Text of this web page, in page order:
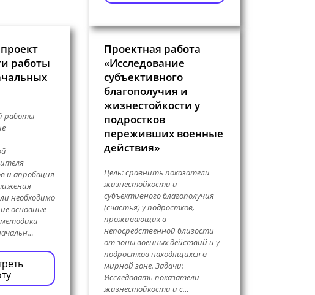
работы
работы
и апробация
необходимо
основные
Проектная работа
«Исследование
субъективного
благополучия и
жизнестойкости у
подростков
переживших военные
действия»
Цель: сравнить показатели
жизнестойкости и
субъективного благополучия
(счастья) у подростков,
проживающих в
непосредственной близости
от зоны военных действий и у
подростков находящихся в
мирной зоне. Задачи:
Исследовать показатели
жизнестойкости и с…